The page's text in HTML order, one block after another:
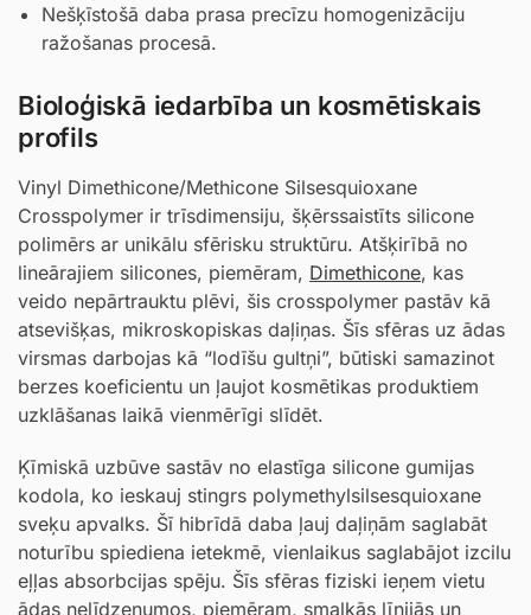
Nešķīstošā daba prasa precīzu homogenizāciju
ražošanas procesā.
Bioloģiskā iedarbība un kosmētiskais
profils
Vinyl Dimethicone/Methicone Silsesquioxane
Crosspolymer ir trīsdimensiju, šķērssaistīts silicone
polimērs ar unikālu sfērisku struktūru. Atšķirībā no
lineārajiem silicones, piemēram, Dimethicone, kas
veido nepārtrauktu plēvi, šis crosspolymer pastāv kā
atsevišķas, mikroskopiskas daļiņas. Šīs sfēras uz ādas
virsmas darbojas kā “lodīšu gultņi”, būtiski samazinot
berzes koeficientu un ļaujot kosmētikas produktiem
uzklāšanas laikā vienmērīgi slīdēt.
Ķīmiskā uzbūve sastāv no elastīga silicone gumijas
kodola, ko ieskauj stingrs polymethylsilsesquioxane
sveķu apvalks. Šī hibrīdā daba ļauj daļiņām saglabāt
noturību spiediena ietekmē, vienlaikus saglabājot izcilu
eļļas absorbcijas spēju. Šīs sfēras fiziski ieņem vietu
ādas nelīdzenumos, piemēram, smalkās līnijās un